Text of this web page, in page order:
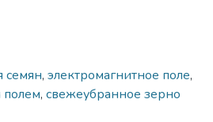
семян, электромагнитное поле,
полем, свежеубранное зерно